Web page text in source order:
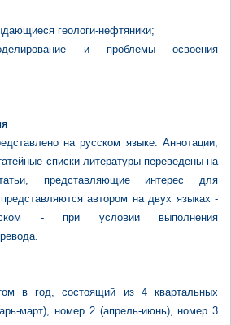
геологи-нефтяники;
и проблемы освоения
на русском языке. Аннотации,
списки литературы переведены на
представляющие интерес для
автором на двух языках -
- при условии выполнения
в год, состоящий из 4 квартальных
март), номер 2 (апрель-июнь), номер 3